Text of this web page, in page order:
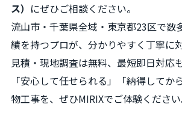
ス） にぜひご相談ください。
流山市・千葉県全域・東京都23区で数
績を持つプロが、分かりやすく丁寧に
見積・現地調査は無料、最短即日対応
「安心して任せられる」「納得してか
物工事を、ぜひMIRIXでご体験ください